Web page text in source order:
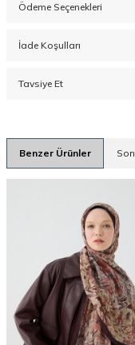
Ödeme Seçenekleri
İade Koşulları
Tavsiye Et
Benzer Ürünler